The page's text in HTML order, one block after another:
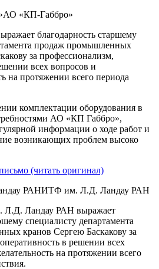
АО «КП-Габбро»
благодарность старшему
продаж промышленных
за профессионализм,
всех вопросов и
на протяжении всего периода
комплектации оборудования в
АО «КП­ Габбро»,
информации о ходе работ и
возникающих проблем высоко
(читать оригинал)
ИТФ им. Л.Д. Ландау РАН
Ландау РАН выражает
специалисту департамента
кранов Сергею Баскакову за
в решении всех
на протяжении всего